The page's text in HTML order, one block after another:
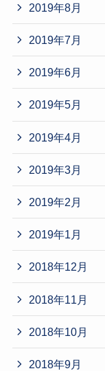
2019年8月
2019年7月
2019年6月
2019年5月
2019年4月
2019年3月
2019年2月
2019年1月
2018年12月
2018年11月
2018年10月
2018年9月